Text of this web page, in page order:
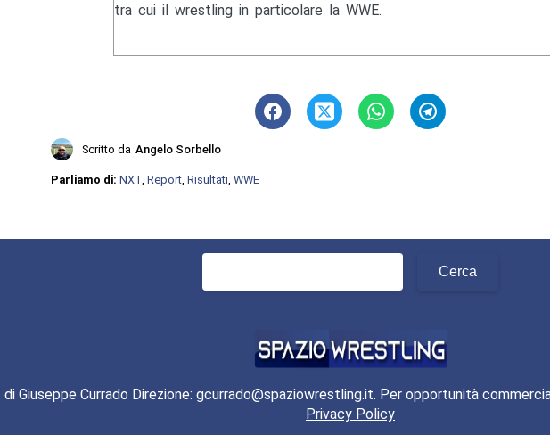
tra cui il wrestling in particolare la WWE.
Scritto da Angelo Sorbello
Parliamo di: NXT, Report, Risultati, WWE
Ricerca
Giuseppe Currado Direzione: gcurrado@spaziowrestling.it. Per opportunità
Privacy Policy